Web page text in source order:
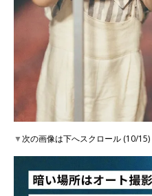
▼次の画像は下へスクロール (10/15)